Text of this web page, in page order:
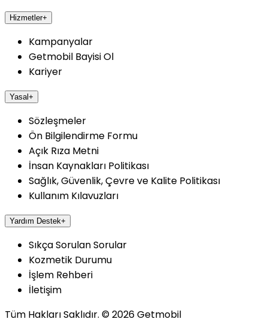
Hizmetler+
Kampanyalar
Getmobil Bayisi Ol
Kariyer
Yasal+
Sözleşmeler
Ön Bilgilendirme Formu
Açık Rıza Metni
İnsan Kaynakları Politikası
Sağlık, Güvenlik, Çevre ve Kalite Politikası
Kullanım Kılavuzları
Yardım Destek+
Sıkça Sorulan Sorular
Kozmetik Durumu
İşlem Rehberi
İletişim
Tüm Hakları Saklıdır. ©2026Getmobil